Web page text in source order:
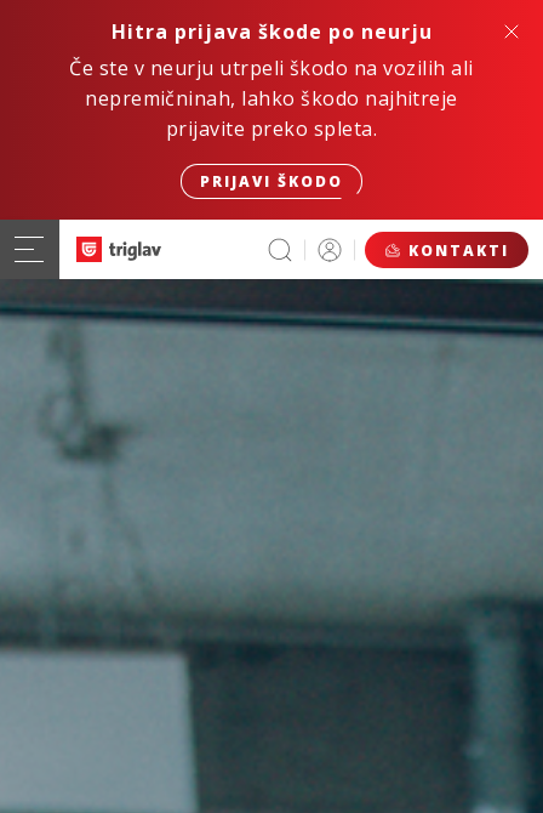
Hitra prijava škode po neurju
Če ste v neurju utrpeli škodo na vozilih ali
nepremičninah, lahko škodo najhitreje
prijavite preko spleta.
PRIJAVI ŠKODO
KONTAKTI